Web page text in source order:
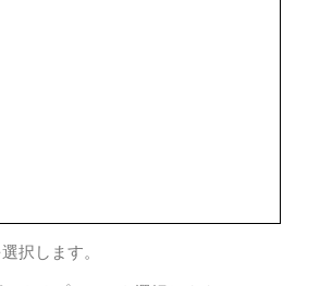
択します。